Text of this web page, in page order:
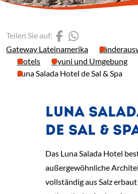
Gateway Lateinamerika
Hotels
Uyuni und Umgebung
Luna Salada Hotel de Sal & Spa
Teilen Sie auf: (Link
LUNA
DE SAL &
Das Luna Salada Hotel
außergewöhnliche
vollständig aus Salz